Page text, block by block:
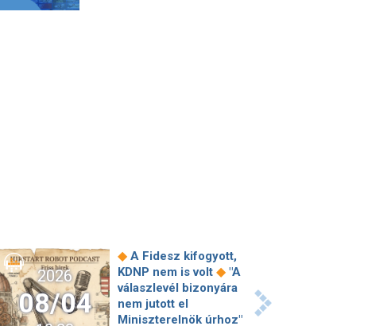
2026
08/04
◆ A Fidesz kifogyott,
KDNP nem is volt ◆ "A
válaszlevél bizonyára
nem jutott el
Miniszterelnök úrhoz"